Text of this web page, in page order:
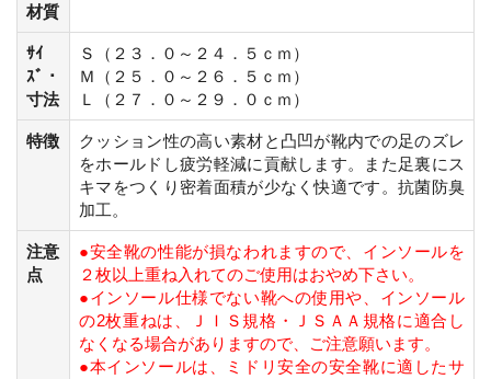
材質
ｻｲ
ｽﾞ・
寸法
Ｓ（２３．０～２４．５ｃｍ）
Ｍ（２５．０～２６．５ｃｍ）
Ｌ（２７．０～２９．０ｃｍ）
特徴
クッション性の高い素材と凸凹が靴内での足のズレ
をホールドし疲労軽減に貢献します。また足裏にス
キマをつくり密着面積が少なく快適です。抗菌防臭
加工。
注意
点
●安全靴の性能が損なわれますので、インソールを
２枚以上重ね入れてのご使用はおやめ下さい。
●インソール仕様でない靴への使用や、インソール
の2枚重ねは、ＪＩＳ規格・ＪＳＡＡ規格に適合し
なくなる場合がありますので、ご注意願います。
●本インソールは、ミドリ安全の安全靴に適したサ